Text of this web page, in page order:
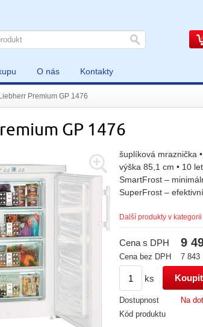
O nás Kontakty
Liebherr Premium GP 1476
GP 1476
šuplíková mraznička
výška 85,1 cm • 10
SmartFrost –
SuperFrost – efektivní
Další produkty v kategorii
Cena s DPH 9
Cena bez DPH 7 843
ks
Dostupnost
Na
Kód produktu